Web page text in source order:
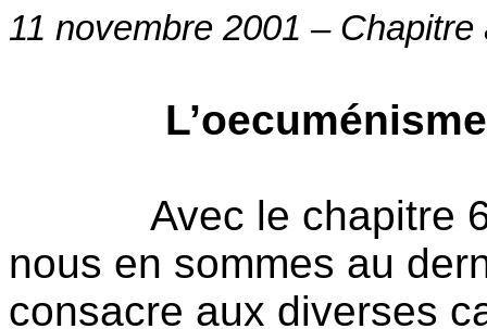
11 novembre 2001 –
Avec le chapitre
nous en sommes au
consacre aux diverses